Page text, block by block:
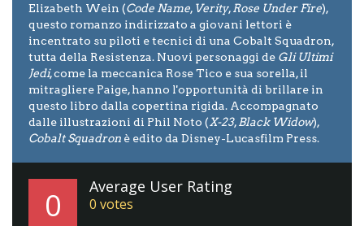
Elizabeth Wein (Code Name, Verity,Rose Under Fire),
questo romanzo indirizzato a giovani lettori è
incentrato su piloti e tecnici di una Cobalt Squadron,
tutta della Resistenza. Nuovi personaggi de Gli Ultimi
Jedi, come la meccanica Rose Tico e sua sorella, il
mitragliere Paige, hanno l'opportunità di brillare in
questo libro dalla copertina rigida. Accompagnato
dalle illustrazioni di Phil Noto (X-23,Black Widow),
Cobalt Squadron è edito da Disney-Lucasfilm Press.
0 Average User Rating
0 votes